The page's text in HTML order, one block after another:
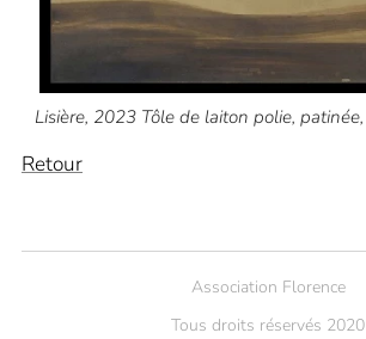
Lisière, 2023 Tôle de laiton polie,
Retour
Association Florence
Tous droits réservés 2020